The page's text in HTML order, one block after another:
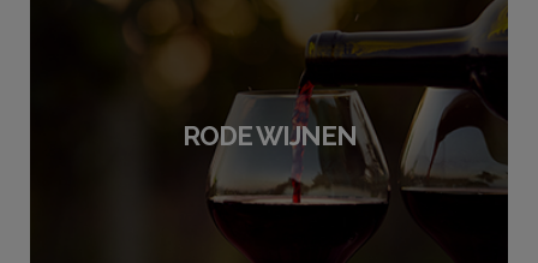
RODE WIJNEN